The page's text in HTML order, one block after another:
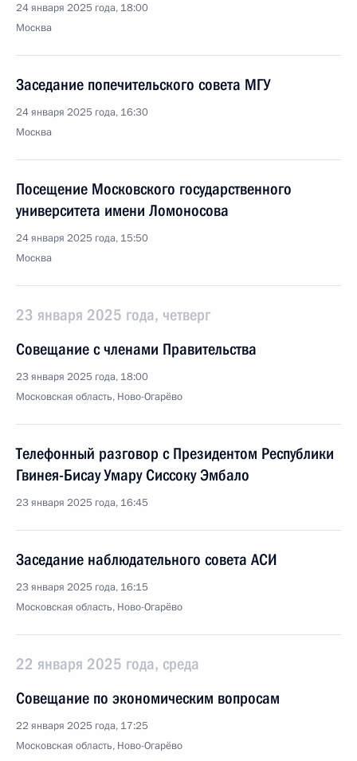
24 января 2025 года, 18:00
Москва
Заседание попечительского совета МГУ
24 января 2025 года, 16:30
Москва
Посещение Московского государственного
университета имени Ломоносова
24 января 2025 года, 15:50
Москва
23 января 2025 года, четверг
Совещание с членами Правительства
23 января 2025 года, 18:00
Московская область, Ново-Огарёво
Телефонный разговор с Президентом Республики
Гвинея-Бисау Умару Сиссоку Эмбало
23 января 2025 года, 16:45
Заседание наблюдательного совета АСИ
23 января 2025 года, 16:15
Московская область, Ново-Огарёво
22 января 2025 года, среда
Совещание по экономическим вопросам
22 января 2025 года, 17:25
Московская область, Ново-Огарёво